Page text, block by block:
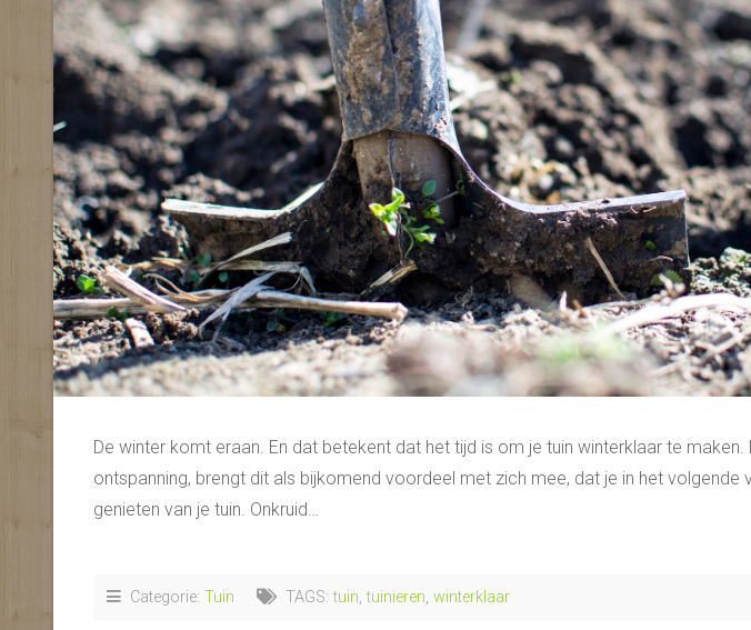
De winter komt eraan. En dat betekent dat het tijd is om je tuin winterklaar te maken.
ontspanning, brengt dit als bijkomend voordeel met zich mee, dat je in het volgende
genieten van je tuin. Onkruid…
Categorie: Tuin TAGS:tuin,tuinieren, winterklaar